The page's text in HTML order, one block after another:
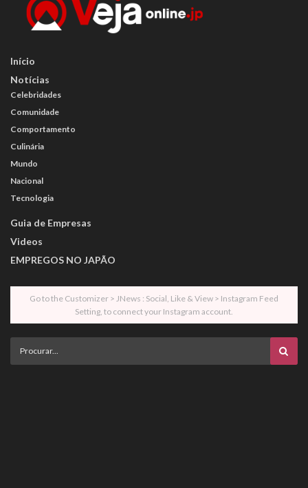
Início
Notícias
Celebridades
Comunidade
Comportamento
Culinária
Mundo
Nacional
Tecnologia
Guia de Empresas
Videos
EMPREGOS NO JAPÃO
Go to the Customizer > JNews : Social, Like & View > Instagram Feed
Setting, to connect your Instagram account.